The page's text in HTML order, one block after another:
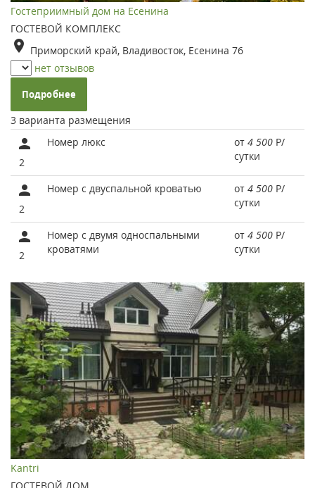
Гостеприимный дом на Есенина
ГОСТЕВОЙ КОМПЛЕКС
Приморский край, Владивосток, Есенина 76
нет отзывов
Подробнее
3 варианта размещения
2
Номер люкс от 4 500 Р/
сутки
2
Номер с двуспальной кроватью от 4 500 Р/
сутки
2
Номер с двумя односпальными
кроватями
от 4 500 Р/
сутки
Kantri